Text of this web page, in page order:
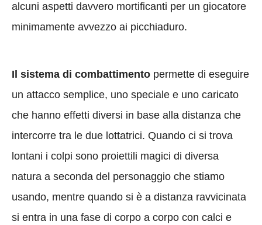
alcuni aspetti davvero mortificanti per un giocatore
minimamente avvezzo ai picchiaduro.
Il sistema di combattimento permette di eseguire
un attacco semplice, uno speciale e uno caricato
che hanno effetti diversi in base alla distanza che
intercorre tra le due lottatrici. Quando ci si trova
lontani i colpi sono proiettili magici di diversa
natura a seconda del personaggio che stiamo
usando, mentre quando si è a distanza ravvicinata
si entra in una fase di corpo a corpo con calci e